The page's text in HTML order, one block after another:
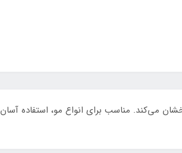
درخشان می‌کند. مناسب برای انواع مو، استفاده آسان